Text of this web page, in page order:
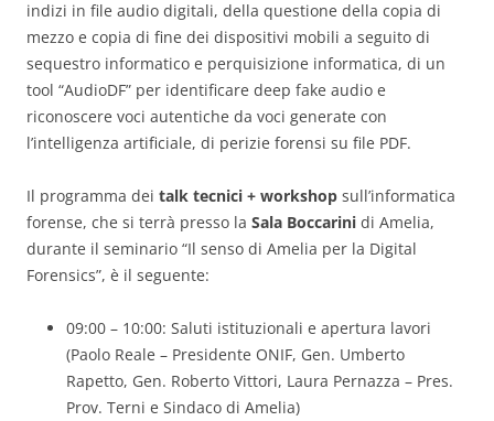
indizi in file audio digitali, della questione della copia di
mezzo e copia di fine dei dispositivi mobili a seguito di
sequestro informatico e perquisizione informatica, di un
tool “AudioDF” per identificare deep fake audio e
riconoscere voci autentiche da voci generate con
l’intelligenza artificiale, di perizie forensi su file PDF.
Il programma dei talk tecnici + workshop sull’informatica
forense, che si terrà presso la Sala Boccarini di Amelia,
durante il seminario “Il senso di Amelia per la Digital
Forensics”, è il seguente:
09:00 – 10:00: Saluti istituzionali e apertura lavori
(Paolo Reale – Presidente ONIF, Gen. Umberto
Rapetto, Gen. Roberto Vittori, Laura Pernazza – Pres.
Prov. Terni e Sindaco di Amelia)